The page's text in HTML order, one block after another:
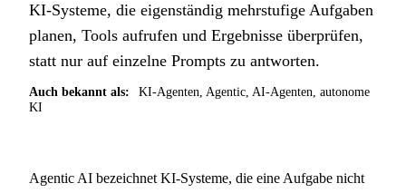
KI-Systeme, die eigenständig mehrstufige Aufgaben
planen, Tools aufrufen und Ergebnisse überprüfen,
statt nur auf einzelne Prompts zu antworten.
Auch bekannt als:
KI-Agenten, Agentic, AI-Agenten, autonome
KI
Agentic AI bezeichnet KI-Systeme, die eine Aufgabe nicht